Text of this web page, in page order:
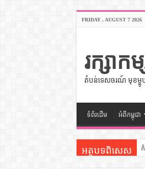
FRIDAY , AUGUST 7 2026
រក្សាកម្
តំបន់ទេសចរណ៍ មុខម្ហូ
ទំព័រដើម អំពីកម្ពុជា
អត្ថបទពិសេស